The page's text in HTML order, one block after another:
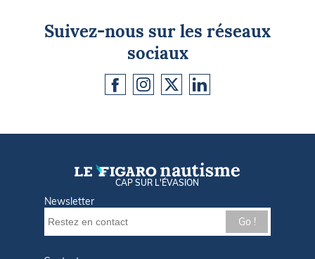
Suivez-nous sur les réseaux
sociaux
CAP SUR L'ÉVASION
Newsletter
Go !